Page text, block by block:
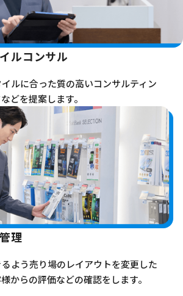
ルコンサル
ルに合った質の高いコンサルティン
どを提案します。
理
よう売り場のレイアウトを変更した
からの評価などの確認をします。